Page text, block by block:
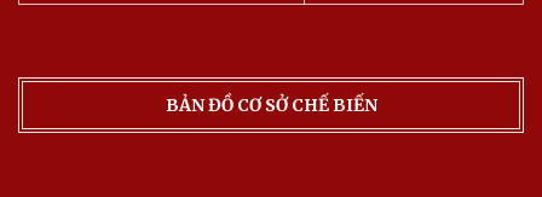
BẢN ĐỒ CƠ SỞ CHẾ BIẾN